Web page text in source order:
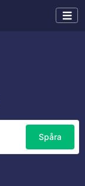
Spåra